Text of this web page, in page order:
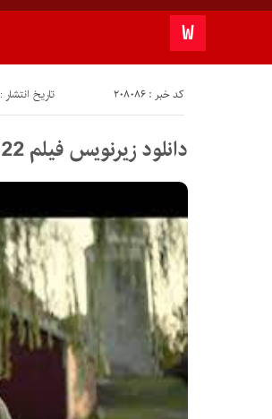
تاریخ انتشار : جمعه 3 کد خبر : 208086
دانلود زیرنویس فیلم Baby Ruby 2022 – بلو سابتايتل